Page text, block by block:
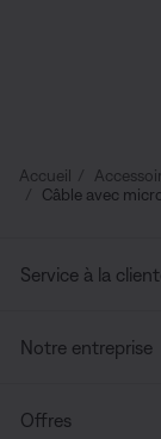
Accueil
Câble avec microphone
Service à la
Notre entreprise
Offres